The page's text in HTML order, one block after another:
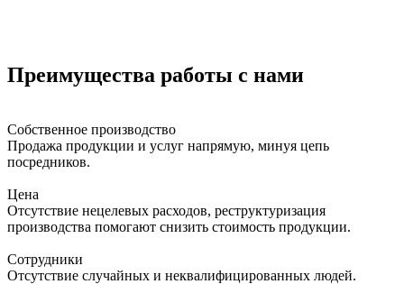
Преимущества работы с нами
Собственное производство
Продажа продукции и услуг напрямую, минуя цепь
посредников.
Цена
Отсутствие нецелевых расходов, реструктуризация
производства помогают снизить стоимость продукции.
Сотрудники
Отсутствие случайных и неквалифицированных людей.